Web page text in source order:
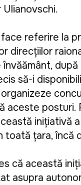
face referire la
direcțiilor
să-i
aceste posturi.
inițiativă
toată țara, încă
că această
asupra